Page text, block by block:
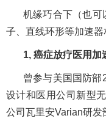
机缘巧合下（也可
子、直线环形等加速器
1, 癌症放疗医用加
曾参与美国国防部
设计和医用公司新型
公司瓦里安Varian研发